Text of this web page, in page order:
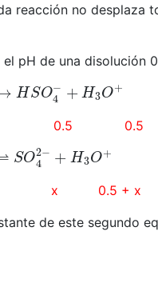
reacción no desplaza
el pH de una disolución
SO4− 3O +
0.5 0.5
O42− H3 O +
x 0.5 + x
de este segundo